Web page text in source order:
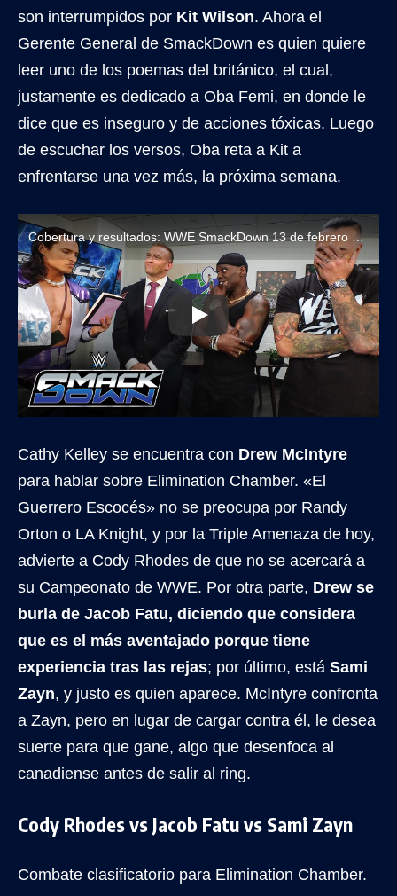
son interrumpidos por Kit Wilson. Ahora el
Gerente General de SmackDown es quien quiere
leer uno de los poemas del británico, el cual,
justamente es dedicado a Oba Femi, en donde le
dice que es inseguro y de acciones tóxicas. Luego
de escuchar los versos, Oba reta a Kit a
enfrentarse una vez más, la próxima semana.
Cobertura y resultados: WWE SmackDown 13 de febrero de 2026
Cathy Kelley se encuentra con Drew McIntyre
para hablar sobre Elimination Chamber. «El
Guerrero Escocés» no se preocupa por Randy
Orton o LA Knight, y por la Triple Amenaza de hoy,
advierte a Cody Rhodes de que no se acercará a
su Campeonato de WWE. Por otra parte, Drew se
burla de Jacob Fatu, diciendo que considera
que es el más aventajado porque tiene
experiencia tras las rejas; por último, está Sami
Zayn, y justo es quien aparece. McIntyre confronta
a Zayn, pero en lugar de cargar contra él, le desea
suerte para que gane, algo que desenfoca al
canadiense antes de salir al ring.
Cody Rhodes vs Jacob Fatu vs Sami Zayn
Combate clasificatorio para Elimination Chamber.